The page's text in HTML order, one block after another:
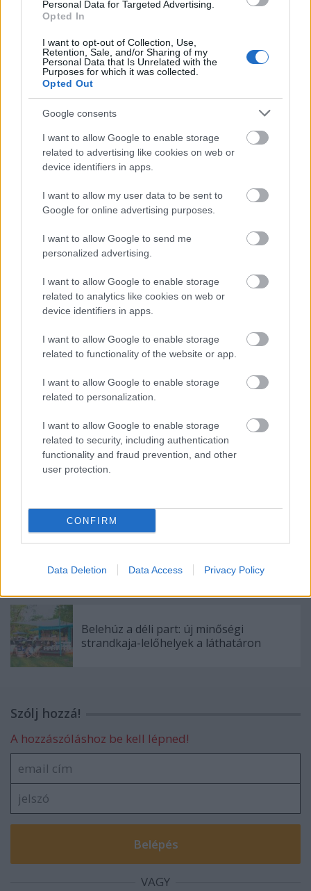
Personal Data for Targeted Advertising.
Opted In
I want to opt-out of Collection, Use,
Retention, Sale, and/or Sharing of my
Personal Data that Is Unrelated with the
Purposes for which it was collected.
Opted Out
Google consents
I want to allow Google to enable storage
related to advertising like cookies on web or
device identifiers in apps.
I want to allow my user data to be sent to
Google for online advertising purposes.
I want to allow Google to send me
personalized advertising.
I want to allow Google to enable storage
related to analytics like cookies on web or
device identifiers in apps.
I want to allow Google to enable storage
related to functionality of the website or app.
I want to allow Google to enable storage
related to personalization.
I want to allow Google to enable storage
related to security, including authentication
functionality and fraud prevention, and other
user protection.
CONFIRM
Data Deletion Data Access Privacy Policy
Veganeeta Home
Balatonalmádi, Baross Gábor u. 2/b (Tulipán udvar)
06706040082
Nyitva: K-CS: 7.30-18.30, P-Szo: 7.30-22.00, V: 8-16h
Címkék:étterem vega gasztronómia gasztró
balatonalmádi
gluténmentes laktózmentes vegán ebédmenü
Balaton
Ajánlott bejegyzések:
Kincskeresés a Balaton-felvidéken
10 ok, amelyek bizonyítják, hogy a
Balatont nemcsak augusztus huszadikáig
érdemes látogatni
A legjobb csajok a Balaton Soundról
Belehúz a déli part: új minőségi
strandkaja-lelőhelyek a láthatáron
Szólj hozzá!
A hozzászóláshoz be kell lépned!
VAGY